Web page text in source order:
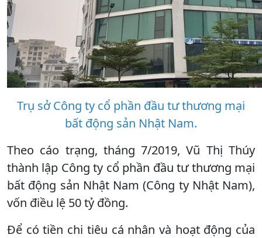
Trụ sở Công ty cổ phần đầu tư thương mại
bất động sản Nhật Nam.
Theo cáo trạng, tháng 7/2019, Vũ Thị Thúy
thành lập Công ty cổ phần đầu tư thương mại
bất động sản Nhật Nam (Công ty Nhật Nam),
vốn điều lệ 50 tỷ đồng.
Để có tiền chi tiêu cá nhân và hoạt động của